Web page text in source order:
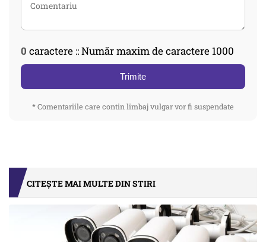
0 caractere :: Număr maxim de caractere 1000
Trimite
* Comentariile care contin limbaj vulgar vor fi suspendate
CITEȘTE MAI MULTE DIN STIRI